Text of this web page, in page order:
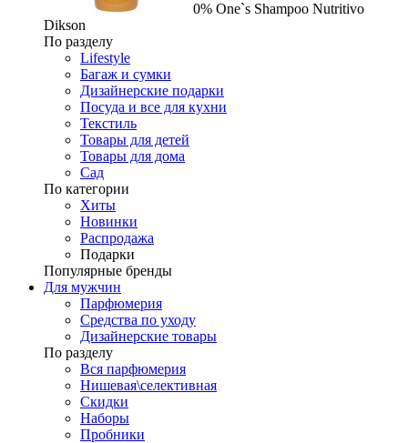
0% One`s Shampoo Nutritivo
Dikson
По разделу
Lifestyle
Багаж и сумки
Дизайнерские подарки
Посуда и все для кухни
Текстиль
Товары для детей
Товары для дома
Сад
По категории
Хиты
Новинки
Распродажа
Подарки
Популярные бренды
Для мужчин
Парфюмерия
Средства по уходу
Дизайнерские товары
По разделу
Вся парфюмерия
Нишевая\селективная
Скидки
Наборы
Пробники